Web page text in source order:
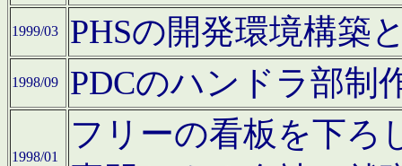
1999/03 PHSの開発環境構築
1998/09 PDCのハンドラ部制
1998/01
フリーの看板を下ろ